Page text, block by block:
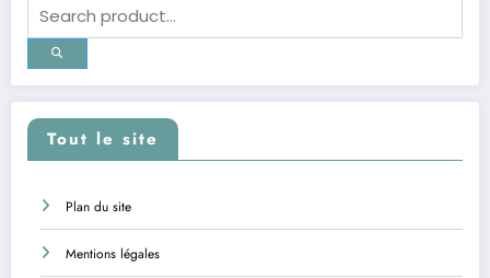
Tout le site
Plan du site
Mentions légales